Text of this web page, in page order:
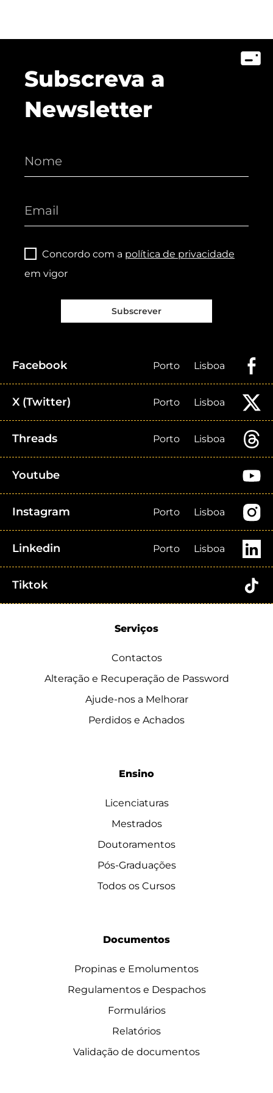
Subscreva a
Newsletter
Concordo com a política de privacidade
em vigor
Subscrever
Facebook Porto Lisboa
X (Twitter) Porto Lisboa
Threads Porto Lisboa
Youtube
Instagram Porto Lisboa
Linkedin Porto Lisboa
Tiktok
Serviços
Contactos
Alteração e Recuperação de Password
Ajude-nos a Melhorar
Perdidos e Achados
Ensino
Licenciaturas
Mestrados
Doutoramentos
Pós-Graduações
Todos os Cursos
Documentos
Propinas e Emolumentos
Regulamentos e Despachos
Formulários
Relatórios
Validação de documentos